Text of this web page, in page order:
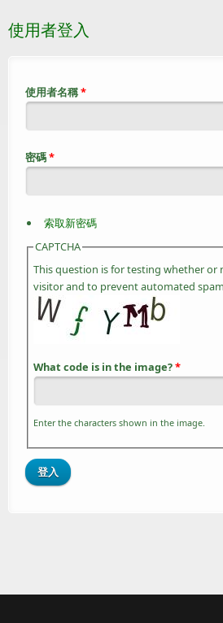
使用者登入
使用者名稱*
密碼*
索取新密碼
CAPTCHA
This question is for testing whether or
visitor and to prevent automated
What code is in the image?*
Enter the characters shown in the image.